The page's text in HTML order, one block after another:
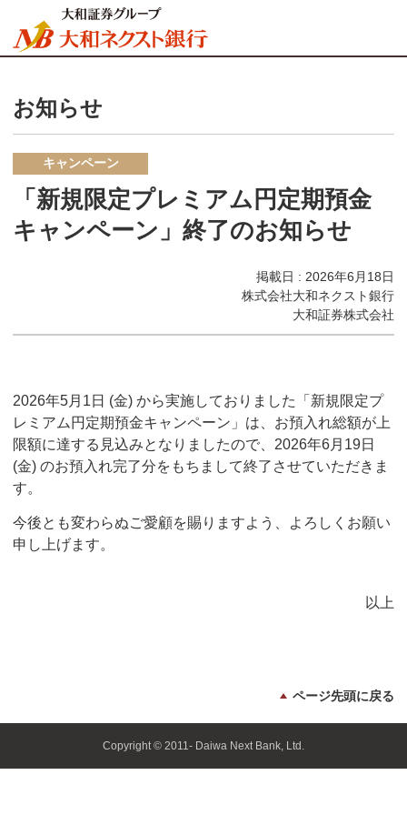
お知らせ
キャンペーン
「新規限定プレミアム円定期預金
キャンペーン」終了のお知らせ
掲載日 : 2026年6月18日
株式会社大和ネクスト銀行
大和証券株式会社
2026年5月1日 (金) から実施しておりました「新規限定プ
レミアム円定期預金キャンペーン」は、お預入れ総額が上
限額に達する見込みとなりましたので、2026年6月19日
(金) のお預入れ完了分をもちまして終了させていただきま
す。
今後とも変わらぬご愛顧を賜りますよう、よろしくお願い
申し上げます。
以上
ページ先頭に戻る
Copyright © 2011- Daiwa Next Bank, Ltd.